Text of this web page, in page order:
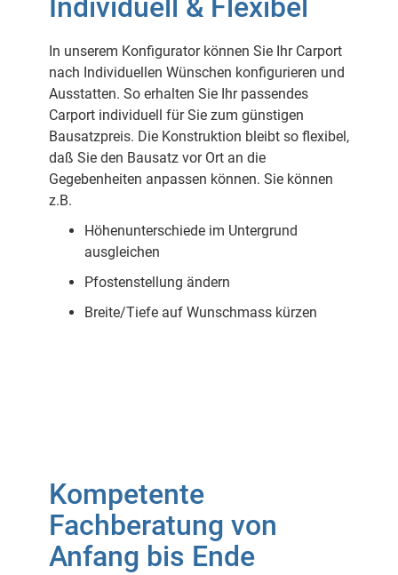
Individuell & Flexibel
In unserem Konfigurator können Sie Ihr Carport
nach Individuellen Wünschen konfigurieren und
Ausstatten. So erhalten Sie Ihr passendes
Carport individuell für Sie zum günstigen
Bausatzpreis. Die Konstruktion bleibt so flexibel,
daß Sie den Bausatz vor Ort an die
Gegebenheiten anpassen können. Sie können
z.B.
Höhenunterschiede im Untergrund
ausgleichen
Pfostenstellung ändern
Breite/Tiefe auf Wunschmass kürzen
Kompetente
Fachberatung von
Anfang bis Ende